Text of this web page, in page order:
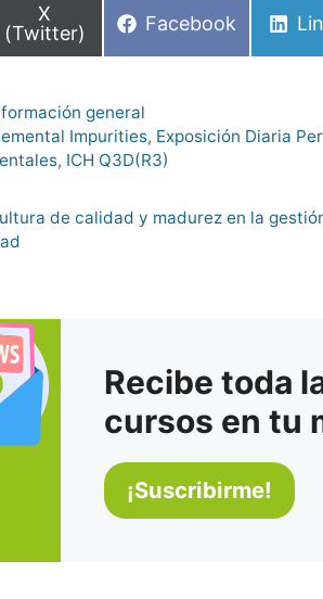
Compartir
en
X
(Twitter)
Compartir
Facebook
general
Impurities, Exposición Diaria
, ICH Q3D(R3)
de calidad y madurez en la
Recibe toda
cursos en tu